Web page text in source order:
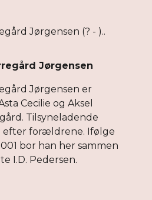
Jørgensen (? - )..
Jørgensen
Jørgensen er
Cecilie og Aksel
Tilsyneladende
efter forældrene. Ifølge
bor han her sammen
I.D. Pedersen.